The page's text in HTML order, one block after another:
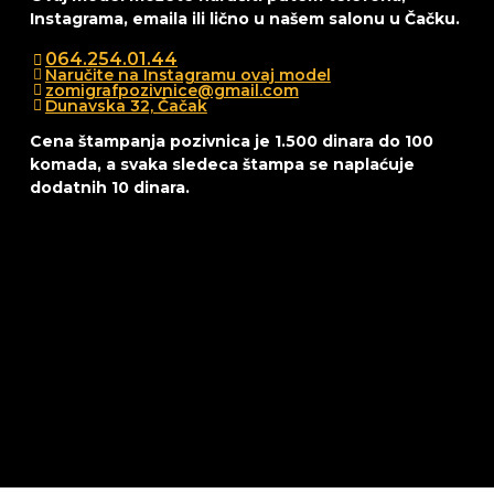
Instagrama, emaila ili lično u našem salonu u Čačku.
064.254.01.44
Naručite na Instagramu ovaj model
zomigrafpozivnice@gmail.com
Dunavska 32, Čačak
Cena štampanja pozivnica je 1.500 dinara do 100
komada, a svaka sledeca štampa se naplaćuje
dodatnih 10 dinara.